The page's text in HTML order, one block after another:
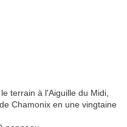
terrain à l'Aiguille du Midi,
Chamonix en une vingtaine